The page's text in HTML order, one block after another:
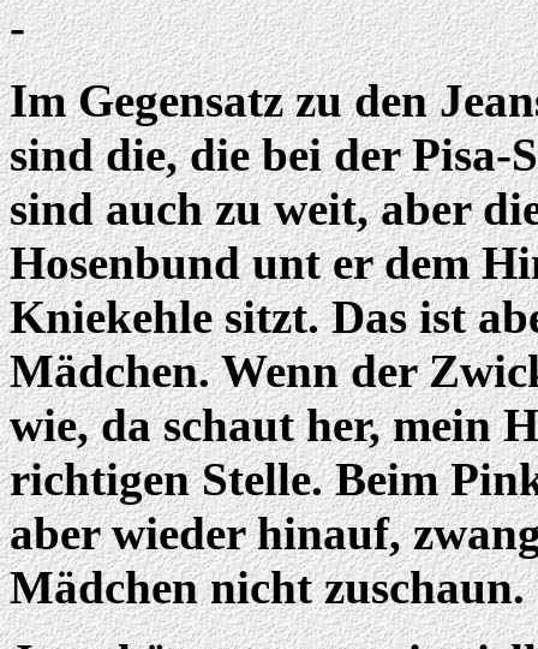
-
Im Gegensatz zu den
sind die, die bei der Pisa-
sind auch zu weit, aber
Hosenbund unt er dem
Kniekehle sitzt. Das ist
Mädchen. Wenn der
wie, da schaut her, mein
richtigen Stelle. Beim
aber wieder hinauf,
Mädchen nicht zuschaun.